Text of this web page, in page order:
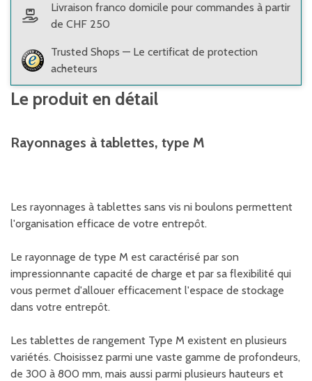
Livraison franco domicile pour commandes à partir
de CHF 250
Trusted Shops — Le certificat de protection
acheteurs
Le produit en détail
Rayonnages à tablettes, type M
Les rayonnages à tablettes sans vis ni boulons permettent
l'organisation efficace de votre entrepôt.
Le rayonnage de type M est caractérisé par son
impressionnante capacité de charge et par sa flexibilité qui
vous permet d'allouer efficacement l'espace de stockage
dans votre entrepôt.
Les tablettes de rangement Type M existent en plusieurs
variétés. Choisissez parmi une vaste gamme de profondeurs,
de 300 à 800 mm, mais aussi parmi plusieurs hauteurs et